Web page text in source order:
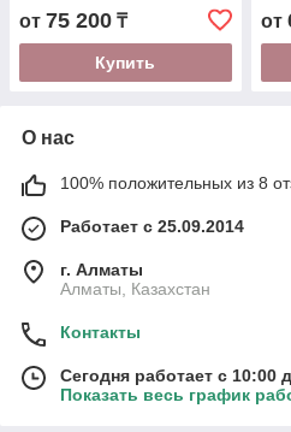
от 75 200 ₸
Купить
от
О нас
100% положительных из 8
Работает с 25.09.2014
г. Алматы
Алматы, Казахстан
Контакты
Сегодня работает с 10:00
Показать весь график